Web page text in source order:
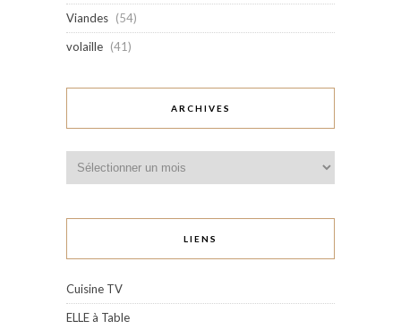
Viandes (54)
volaille (41)
ARCHIVES
LIENS
Cuisine TV
ELLE à Table